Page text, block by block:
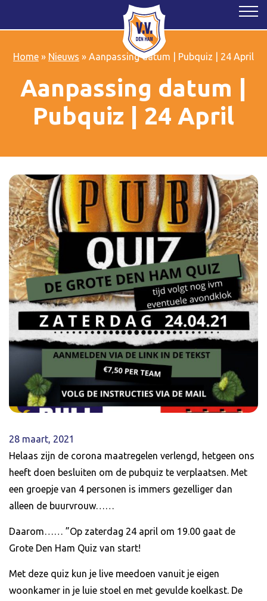
Home» Nieuws » Aanpassing datum | Pubquiz | 24 April
Aanpassing datum |
Pubquiz | 24 April
28 maart, 2021
Helaas zijn de corona maatregelen verlengd, hetgeen ons
heeft doen besluiten om de pubquiz te verplaatsen. Met
een groepje van 4 personen is immers gezelliger dan
alleen de buurvrouw……
Daarom…… ”Op zaterdag 24 april om 19.00 gaat de
Grote Den Ham Quiz van start!
Met deze quiz kun je live meedoen vanuit je eigen
woonkamer in je luie stoel en met gevulde koelkast. De